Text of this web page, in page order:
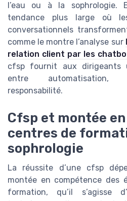
l’eau ou à la sophrologie.
tendance plus large où
conversationnels
comme le montre l’analyse sur
relation client par les
cfsp fournit aux dirigeants
entre automatisation,
responsabilité.
Cfsp et montée
centres de
sophrologie
La réussite d’une cfsp
montée en compétence des
formation, qu’il s’agisse